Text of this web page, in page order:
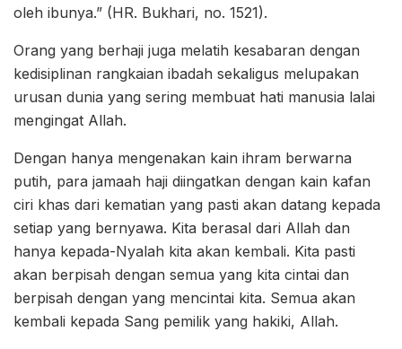
oleh ibunya.” (HR. Bukhari, no. 1521).
Orang yang berhaji juga melatih kesabaran dengan
kedisiplinan rangkaian ibadah sekaligus melupakan
urusan dunia yang sering membuat hati manusia lalai
mengingat Allah.
Dengan hanya mengenakan kain ihram berwarna
putih, para jamaah haji diingatkan dengan kain kafan
ciri khas dari kematian yang pasti akan datang kepada
setiap yang bernyawa. Kita berasal dari Allah dan
hanya kepada-Nyalah kita akan kembali. Kita pasti
akan berpisah dengan semua yang kita cintai dan
berpisah dengan yang mencintai kita. Semua akan
kembali kepada Sang pemilik yang hakiki, Allah.